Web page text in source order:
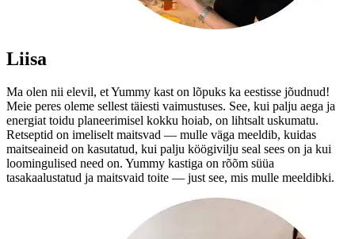
Liisa
Ma olen nii elevil, et Yummy kast on lõpuks ka eestisse jõudnud!
Meie peres oleme sellest täiesti vaimustuses. See, kui palju aega ja
energiat toidu planeerimisel kokku hoiab, on lihtsalt uskumatu.
Retseptid on imeliselt maitsvad — mulle väga meeldib, kuidas
maitseaineid on kasutatud, kui palju köögivilju seal sees on ja kui
loomingulised need on. Yummy kastiga on rõõm süüa
tasakaalustatud ja maitsvaid toite — just see, mis mulle meeldibki.